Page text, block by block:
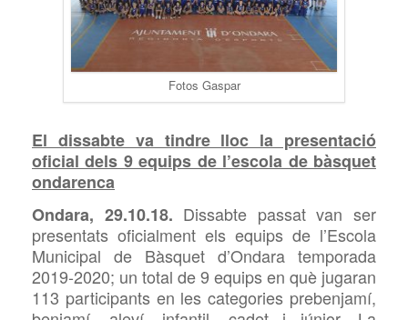
Fotos Gaspar
El dissabte va tindre lloc la presentació
oficial dels 9 equips de l’escola de bàsquet
ondarenca
Ondara, 29.10.18. Dissabte passat van ser
presentats oficialment els equips de l’Escola
Municipal de Bàsquet d’Ondara temporada
2019-2020; un total de 9 equips en què jugaran
113 participants en les categories prebenjamí,